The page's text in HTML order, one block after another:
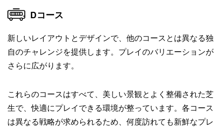
Dコース
新しいレイアウトとデザインで、他のコースとは異なる独
自のチャレンジを提供します。プレイのバリエーションが
さらに広がります。
これらのコースはすべて、美しい景観とよく整備された芝
生で、快適にプレイできる環境が整っています。各コース
は異なる戦略が求められるため、何度訪れても新鮮なプレ